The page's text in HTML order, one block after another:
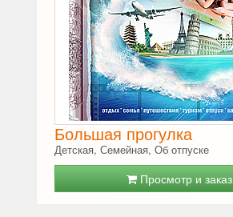
Большая прогулка
Детская, Семейная, Об отпуске
Просмотр и заказ